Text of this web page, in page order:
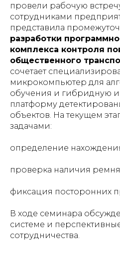
провели рабочую
сотрудниками
представила
разработки
комплекса контроля
общественного
сочетает
микрокомпьютер для
обучения и гибридную
платформу
объектов. На текущем
задачами:
определение
проверка наличия
фиксация посторонних
В ходе семинара
системе и
сотрудничества.